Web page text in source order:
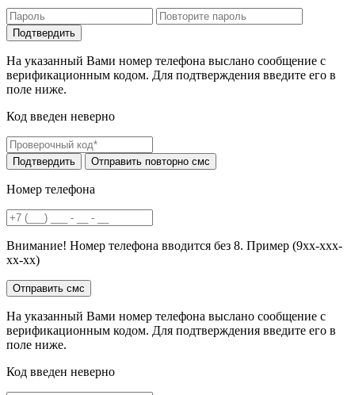
На указанный Вами номер телефона выслано сообщение с
верификационным кодом. Для подтверждения введите его в
поле ниже.
Код введен неверно
Номер телефона
Внимание! Номер телефона вводится без 8. Пример (9хх-ххх-
хх-хх)
На указанный Вами номер телефона выслано сообщение с
верификационным кодом. Для подтверждения введите его в
поле ниже.
Код введен неверно